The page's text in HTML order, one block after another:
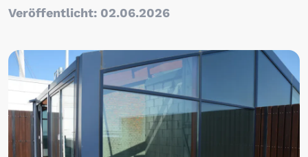
Veröffentlicht: 02.06.2026